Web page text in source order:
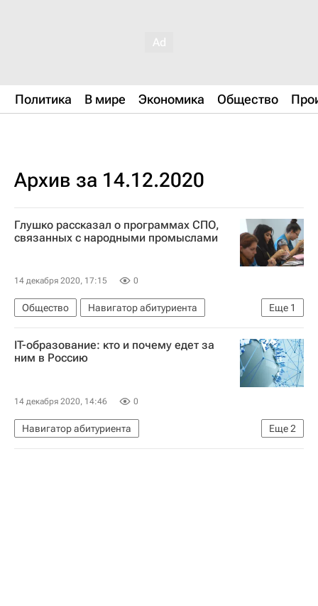
Политика В мире Экономика Общество
Архив за 14.12.2020
Глушко рассказал о программах СПО,
связанных с народными промыслами
14 декабря 2020, 17:15 0
Еще 1
Общество
Навигатор абитуриента
Министерство просвещения России (Минпросвещения России)
IT-образование: кто и почему едет за
ним в Россию
14 декабря 2020, 14:46 0
Еще2
Навигатор абитуриента
Федеральное агентство по делам Содружества Независимых Государств, соотечественников, проживающих за рубежом, и по международному гуманитарному сотрудничеству (Россотрудничество)